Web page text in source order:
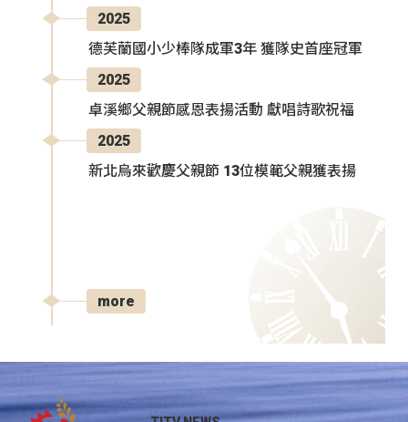
2025
德芙蘭國小少棒隊成軍3年 獲隊史首座冠軍
2025
卓溪鄉父親節感恩表揚活動 獻唱詩歌祝福
2025
新北烏來歡慶父親節 13位模範父親獲表揚
more